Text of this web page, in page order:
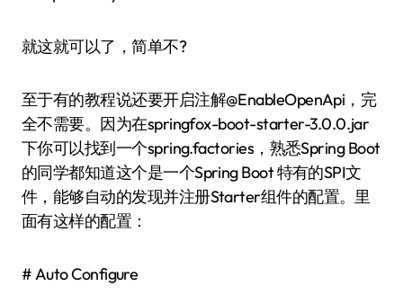
就这就可以了，简单不?
至于有的教程说还要开启注解@EnableOpenApi，完
全不需要。因为在springfox-boot-starter-3.0.0.jar
下你可以找到一个spring.factories，熟悉Spring Boot
的同学都知道这个是一个Spring Boot 特有的SPI文
件，能够自动的发现并注册Starter组件的配置。里
面有这样的配置：
# Auto Configure